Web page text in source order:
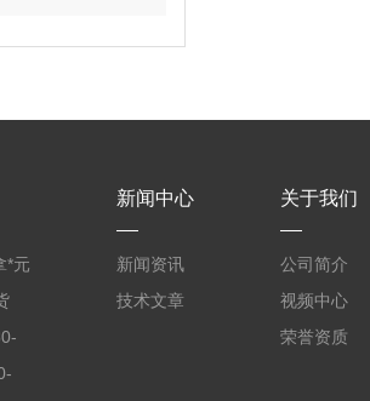
*元
空
新闻中心
新闻资讯
技术文章
关于我们
公司简介
视频中心
荣誉资质